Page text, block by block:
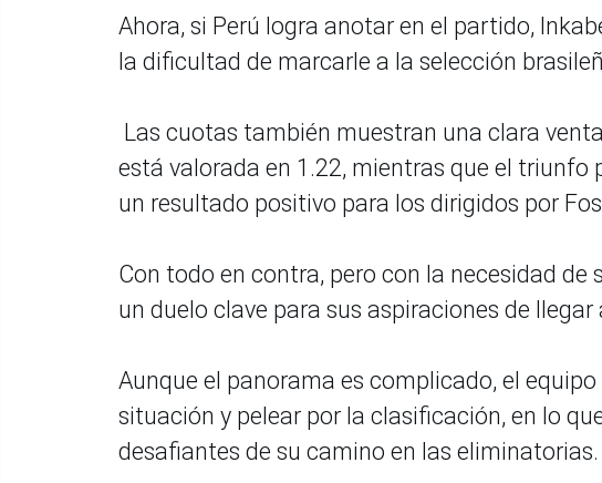
Ahora, si Perú logra anotar en el partido,
la dificultad de marcarle a la selección
Las cuotas también muestran una clara
está valorada en 1.22, mientras que el triunfo
un resultado positivo para los dirigidos por
Con todo en contra, pero con la necesidad
un duelo clave para sus aspiraciones de
Aunque el panorama es complicado, el
situación y pelear por la clasificación, en lo
desafiantes de su camino en las eliminatorias.